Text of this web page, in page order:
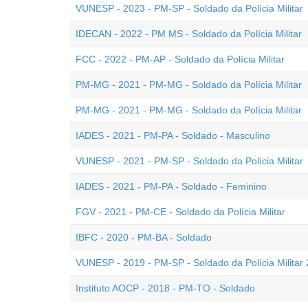
VUNESP - 2023 - PM-SP - Soldado da Polícia Militar
IDECAN - 2022 - PM MS - Soldado da Polícia Militar
FCC - 2022 - PM-AP - Soldado da Polícia Militar
PM-MG - 2021 - PM-MG - Soldado da Polícia Militar
PM-MG - 2021 - PM-MG - Soldado da Polícia Militar
IADES - 2021 - PM-PA - Soldado - Masculino
VUNESP - 2021 - PM-SP - Soldado da Polícia Militar
IADES - 2021 - PM-PA - Soldado - Feminino
FGV - 2021 - PM-CE - Soldado da Polícia Militar
IBFC - 2020 - PM-BA - Soldado
VUNESP - 2019 - PM-SP - Soldado da Polícia Militar
Instituto AOCP - 2018 - PM-TO - Soldado